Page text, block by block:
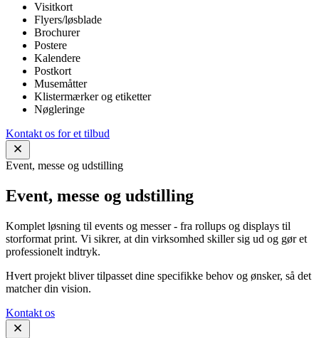
Visitkort
Flyers/løsblade
Brochurer
Postere
Kalendere
Postkort
Musemåtter
Klistermærker og etiketter
Nøgleringe
Kontakt os for et tilbud
Event, messe og udstilling
Event, messe og udstilling
Komplet løsning til events og messer - fra rollups og displays til
storformat print. Vi sikrer, at din virksomhed skiller sig ud og gør et
professionelt indtryk.
Hvert projekt bliver tilpasset dine specifikke behov og ønsker, så det
matcher din vision.
Kontakt os